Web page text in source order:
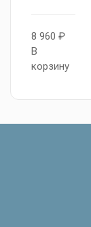
8 960 ₽
В
корзину